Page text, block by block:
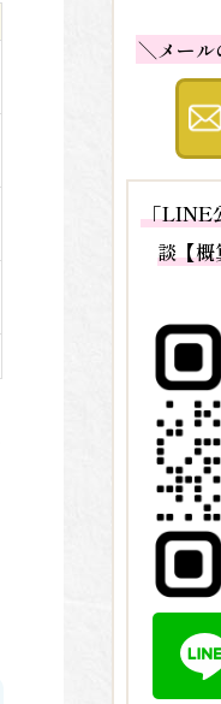
＼メー
「LINE
談【概